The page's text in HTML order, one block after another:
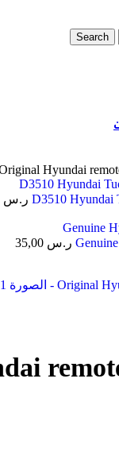
Search
Hyundai
D3510 Hyundai ر.س
ر.س